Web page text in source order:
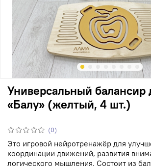
(0)
Универсальный балансир
«Балу» (желтый, 4 шт.)
Это игровой нейротренажёр для
координации движений, развития
логического мышления. Состоит из